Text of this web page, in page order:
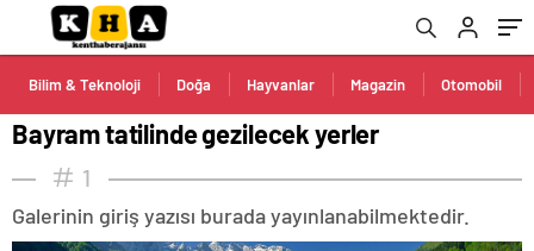
Bilim & Teknoloji Doğa Hayvanlar Magazin Otomobil
Bayram tatilinde gezilecek yerler
1
Galerinin giriş yazısı burada yayınlanabilmektedir.